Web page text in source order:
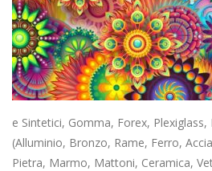
e Sintetici, Gomma, Forex,
(Alluminio, Bronzo, Rame, Ferro,
Pietra, Marmo, Mattoni, Ceramica,